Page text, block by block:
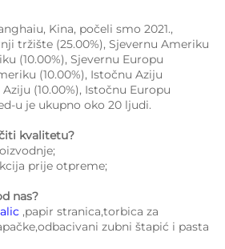
Kina, počeli smo 2021.,
tržište (25.00%), Sjevernu Ameriku
(10.00%), Sjevernu Europu
(10.00%), Istočnu Aziju
(10.00%), Istočnu Europu
u je ukupno oko 20 ljudi.
kvalitetu?
prije otpreme;
nas?
,papir stranica,torbica za